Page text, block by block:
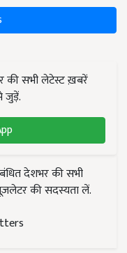
की सभी लेटेस्ट ख़बरें
जुड़ें.
देशभर की सभी
की सदस्यता लें.